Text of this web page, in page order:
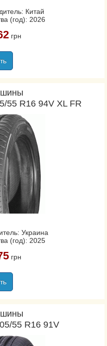
Китай
(год): 2026
грн
шины
55 R16 94V XL FR
Украина
(год): 2025
грн
шины
55 R16 91V